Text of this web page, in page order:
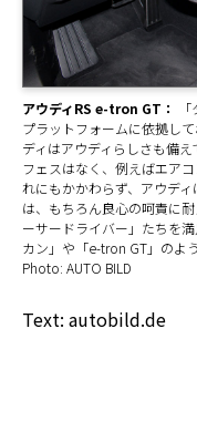
アウディRS e-tron GT：
プラットフォームに依拠し
ディはアウディらしさも備
フェスはなく、例えばエア
れにもかかわらず、アウデ
は、もちろん良心の呵責に
ーサードライバー」たちを
カン」や「e-tron GT」のよ
Photo: AUTO BILD
Text: autobild.de